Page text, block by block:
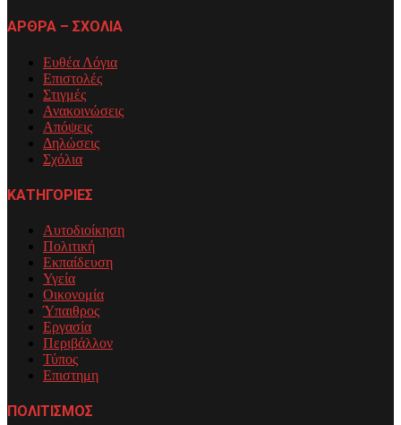
ΑΡΘΡΑ – ΣΧΟΛΙΑ
Ευθέα Λόγια
Επιστολές
Στιγμές
Ανακοινώσεις
Απόψεις
Δηλώσεις
Σχόλια
ΚΑΤΗΓΟΡΙΕΣ
Αυτοδιοίκηση
Πολιτική
Εκπαίδευση
Υγεία
Οικονομία
Ύπαιθρος
Εργασία
Περιβάλλον
Τύπος
Επιστημη
ΠΟΛΙΤΙΣΜΟΣ